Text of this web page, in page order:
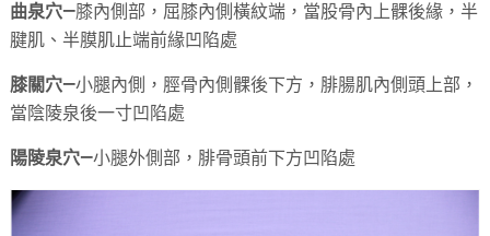
曲泉穴—膝內側部，屈膝內側橫紋端，當股骨內上髁後緣，半
腱肌、半膜肌止端前緣凹陷處
膝關穴—小腿內側，脛骨內側髁後下方，腓腸肌內側頭上部，
當陰陵泉後一寸凹陷處
陽陵泉穴—小腿外側部，腓骨頭前下方凹陷處